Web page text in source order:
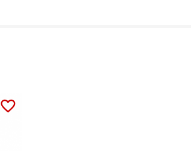
favorite_border